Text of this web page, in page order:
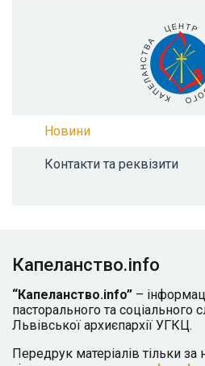
Новини
Контакти та реквізити
Капеланство.info
“Капеланство.info” –
пасторального та соціального
Львівської архиєпархії УГКЦ.
Передрук матеріалів тільки за